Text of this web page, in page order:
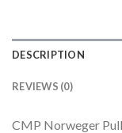
DESCRIPTION
REVIEWS (0)
CMP Norweger